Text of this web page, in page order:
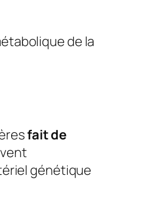
de la
fait de
génétique